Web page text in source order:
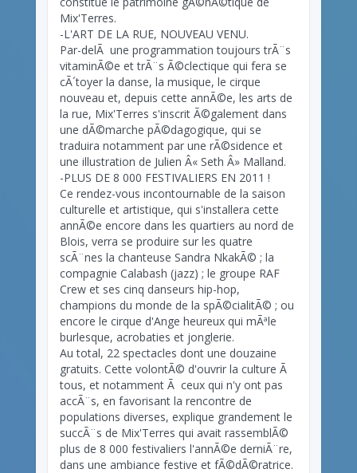
Mix'Terres.
-L'ART DE LA RUE, NOUVEAU VENU.
Par-delÃ une programmation toujours trÃ¨s
vitaminÃ©e et trÃ¨s Ã©clectique qui fera se
cÃ´toyer la danse, la musique, le cirque
nouveau et, depuis cette annÃ©e, les arts de
la rue, Mix'Terres s'inscrit Ã©galement dans
une dÃ©marche pÃ©dagogique, qui se
traduira notamment par une rÃ©sidence et
une illustration de Julien Â« Seth Â» Malland.
-PLUS DE 8 000 FESTIVALIERS EN 2011 !
Ce rendez-vous incontournable de la saison
culturelle et artistique, qui s'installera cette
annÃ©e encore dans les quartiers au nord de
Blois, verra se produire sur les quatre
scÃ¨nes la chanteuse Sandra NkakÃ© ; la
compagnie Calabash (jazz) ; le groupe RAF
Crew et ses cinq danseurs hip-hop,
champions du monde de la spÃ©cialitÃ© ; ou
encore le cirque d'Ange heureux qui mÃªle
burlesque, acrobaties et jonglerie.
Au total, 22 spectacles dont une douzaine
gratuits. Cette volontÃ© d'ouvrir la culture Ã
tous, et notamment Ã ceux qui n'y ont pas
accÃ¨s, en favorisant la rencontre de
populations diverses, explique grandement le
succÃ¨s de Mix'Terres qui avait rassemblÃ©
plus de 8 000 festivaliers l'annÃ©e derniÃ¨re,
dans une ambiance festive et fÃ©dÃ©ratrice.